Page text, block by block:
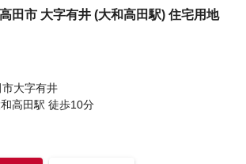
田市 大字有井 (大和高田駅) 住宅用地
大字有井
高田駅 徒歩10分